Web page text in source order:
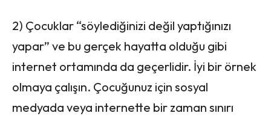
2) Çocuklar “söylediğinizi değil yaptığınızı
yapar” ve bu gerçek hayatta olduğu gibi
internet ortamında da geçerlidir. İyi bir örnek
olmaya çalışın. Çocuğunuz için sosyal
medyada veya internette bir zaman sınırı